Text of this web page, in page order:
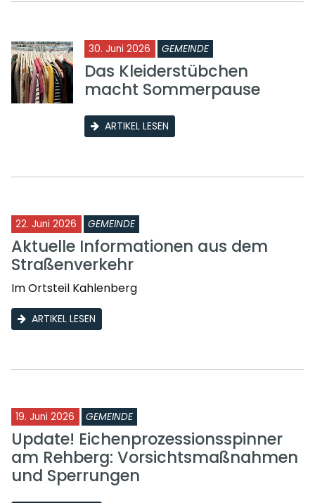
30. Juni 2026 GEMEINDE
Das Kleiderstübchen
macht Sommerpause
ARTIKEL LESEN
22. Juni 2026 GEMEINDE
Aktuelle Informationen aus dem
Straßenverkehr
Im Ortsteil Kahlenberg
ARTIKEL LESEN
19. Juni 2026 GEMEINDE
Update! Eichenprozessionsspinner
am Rehberg: Vorsichtsmaßnahmen
und Sperrungen